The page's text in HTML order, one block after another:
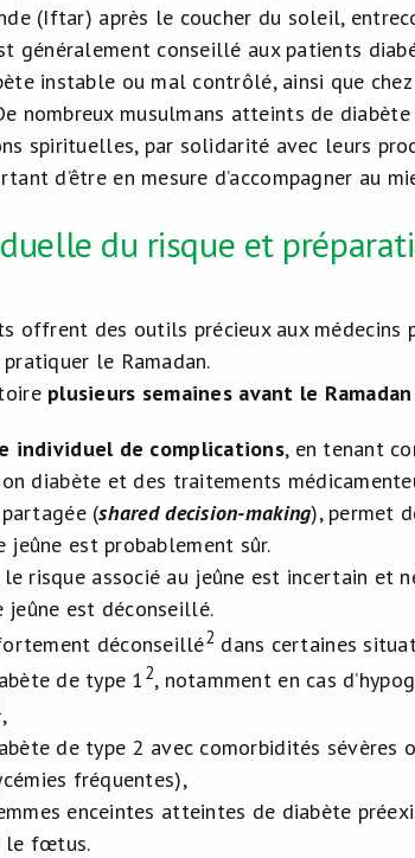
(Iftar) après le coucher du soleil,
généralement conseillé aux patients
instable ou mal contrôlé, ainsi que
nombreux musulmans atteints de
spirituelles, par solidarité avec leurs
d’être en mesure d’accompagner au
du risque et
offrent des outils précieux aux
le Ramadan.
plusieurs semaines avant le Ramadan
individuel de complications, en tenant
diabète et des traitements
partagée (shared decision-making), permet
jeûne est probablement sûr.
le risque associé au jeûne est incertain et
jeûne est déconseillé.
déconseillé2 dans certaines
de type 1 2, notamment en cas
,
de type 2 avec comorbidités
fréquentes),
enceintes atteintes de diabète
le fœtus.